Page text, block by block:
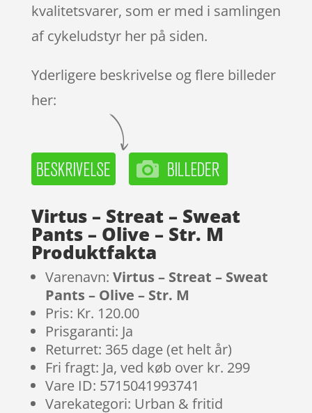
kvalitetsvarer, som er med i samlingen
af cykeludstyr her på siden.
Yderligere beskrivelse og flere billeder
her:
Virtus – Streat – Sweat
Pants – Olive – Str. M
Produktfakta
Varenavn: Virtus – Streat – Sweat
Pants – Olive – Str. M
Pris: Kr. 120.00
Prisgaranti: Ja
Returret: 365 dage (et helt år)
Fri fragt: Ja, ved køb over kr. 299
Vare ID: 5715041993741
Varekategori: Urban & fritid